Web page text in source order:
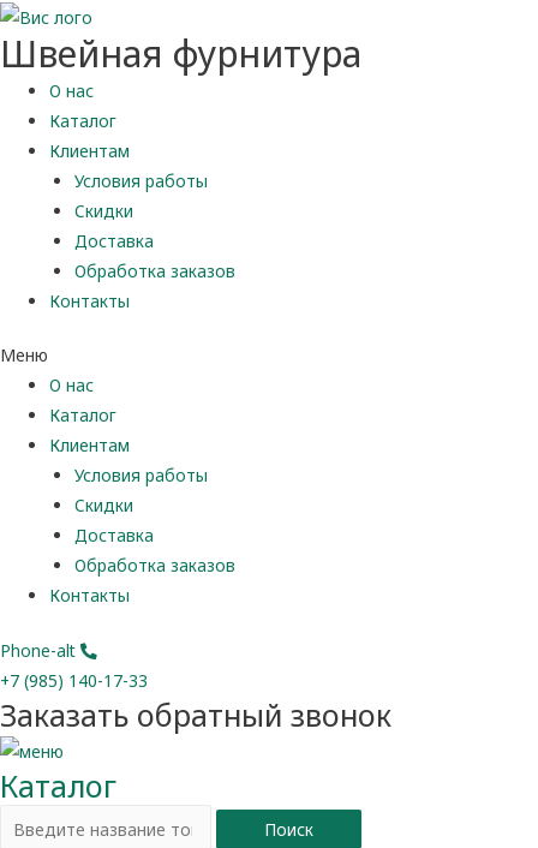
Швейная фурнитура
О нас
Каталог
Клиентам
Условия работы
Скидки
Доставка
Обработка заказов
Контакты
Меню
О нас
Каталог
Клиентам
Условия работы
Скидки
Доставка
Обработка заказов
Контакты
Phone-alt
+7 (985) 140-17-33
Заказать обратный звонок
Каталог
Поиск